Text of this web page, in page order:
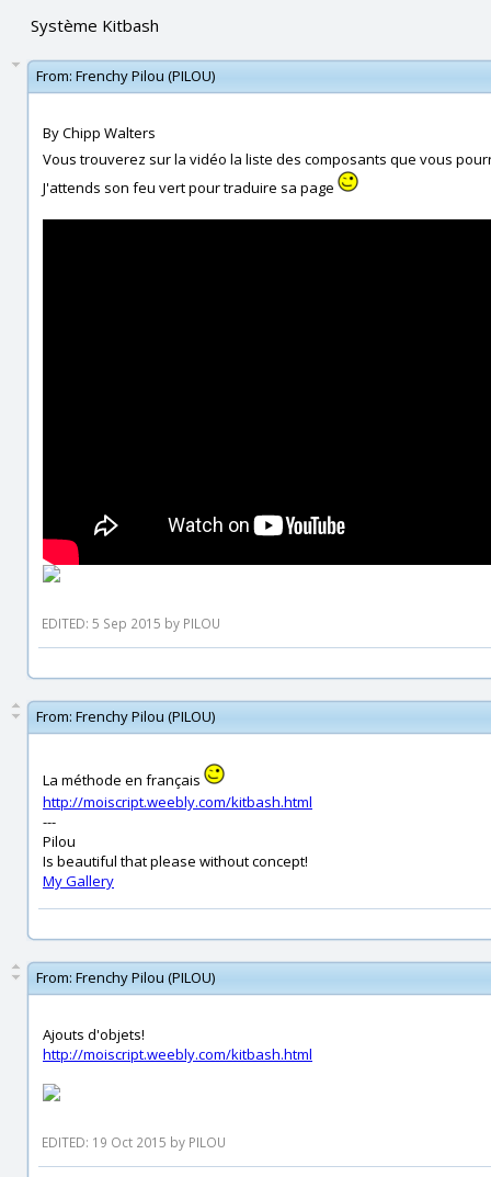
Système Kitbash
From: Frenchy Pilou (PILOU)
By Chipp Walters
Vous trouverez sur la vidéo la liste des composants que vous
J'attends son feu vert pour traduire sa page
EDITED: 5 Sep 2015 by PILOU
From: Frenchy Pilou (PILOU)
La méthode en français
http://moiscript.weebly.com/kitbash.html
---
Pilou
Is beautiful that please without concept!
My Gallery
From: Frenchy Pilou (PILOU)
Ajouts d'objets!
http://moiscript.weebly.com/kitbash.html
EDITED: 19 Oct 2015 by PILOU